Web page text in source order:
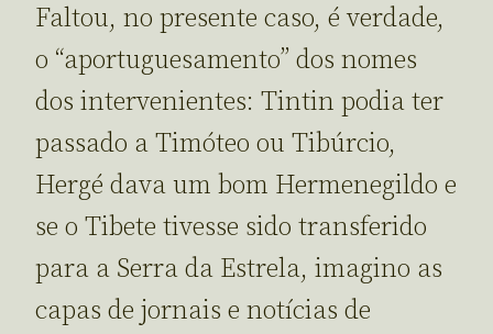
Faltou, no presente caso, é verdade,
o “aportuguesamento” dos nomes
dos intervenientes: Tintin podia ter
passado a Timóteo ou Tibúrcio,
Hergé dava um bom Hermenegildo e
se o Tibete tivesse sido transferido
para a Serra da Estrela, imagino as
capas de jornais e notícias de